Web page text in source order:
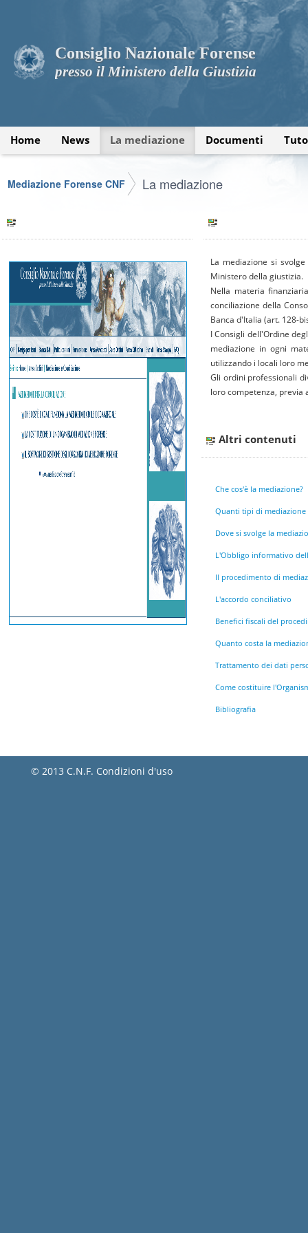
Consiglio Nazionale Forense
presso il Ministero della Giustizia
Home News La mediazione Documenti
Mediazione Forense CNF La mediazione
La mediazione si
Ministero della giustizia.
Nella materia
conciliazione della
Banca d'Italia (art. 128-
I Consigli dell'Ordine
mediazione in ogni
utilizzando i locali loro
Gli ordini professionali
loro competenza, previa
Altri contenuti
Che cos'è la mediazione?
Quanti tipi di mediazione
Dove si svolge la
L'Obbligo informativo
Il procedimento di
L'accordo conciliativo
Benefici fiscali del
Quanto costa la
Trattamento dei dati
Come costituire
Bibliografia
© 2013 C.N.F. Condizioni d'uso